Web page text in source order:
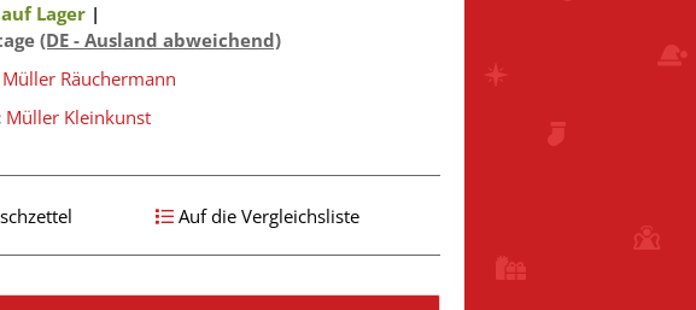
auf Lager |
(DE - Ausland abweichend)
Müller Räuchermann
Müller Kleinkunst
Auf die Vergleichsliste